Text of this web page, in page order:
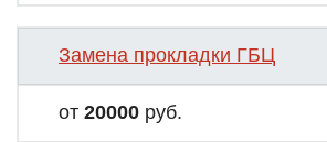
Замена прокладки ГБЦ
от 20000 руб.